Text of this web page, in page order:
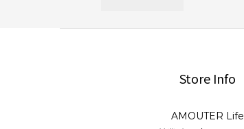
Store Info
AMOUTER Life